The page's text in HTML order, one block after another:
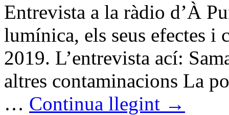
Entrevista a la ràdio d’À
lumínica, els seus efectes i
2019. L’entrevista ací:
altres contaminacions La
… Continua llegint →